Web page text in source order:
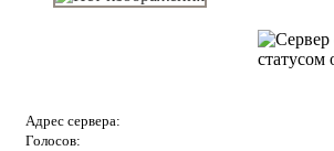
Адрес сервера:
Голосов: